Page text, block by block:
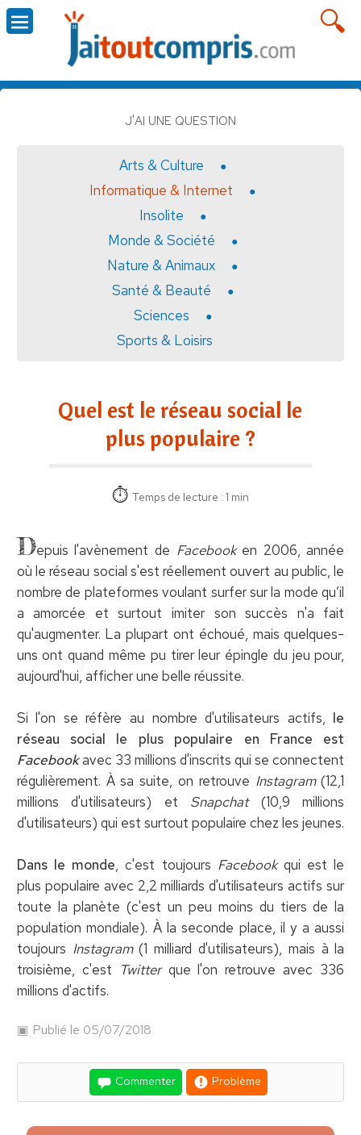
J'AI UNE QUESTION
Arts & Culture
Informatique & Internet
Insolite
Monde & Société
Nature & Animaux
Santé & Beauté
Sciences
Sports & Loisirs
Quel est le réseau social le
plus populaire ?
Temps de lecture : 1 min
Depuis l'avènement de Facebooken 2006, année
où le réseau social s'est réellement ouvert au public, le
nombre de plateformes voulant surfer sur la mode qu’il
a amorcée et surtout imiter son succès n'a fait
qu'augmenter. La plupart ont échoué, mais quelques-
uns ont quand même pu tirer leur épingle du jeu pour,
aujourd'hui, afficher une belle réussite.
Si l'on se réfère au nombre d'utilisateurs actifs, le
réseau social le plus populaire en France est
Facebookavec 33 millions d'inscrits qui se connectent
régulièrement. À sa suite, on retrouve Instagram(12,1
millions d'utilisateurs) et Snapchat(10,9 millions
d'utilisateurs) qui est surtout populaire chez les jeunes.
Dans le monde, c'est toujours Facebook qui est le
plus populaire avec 2,2 milliards d'utilisateurs actifs sur
toute la planète (c'est un peu moins du tiers de la
population mondiale). À la seconde place, il y a aussi
toujours Instagram(1 milliard d'utilisateurs), mais à la
troisième, c'est Twitterque l'on retrouve avec 336
millions d'actifs.
Publié le 05/07/2018
Commenter Problème